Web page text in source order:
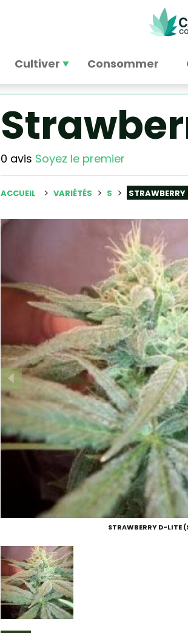
Cultiver Consommer
0 avis Soyez le premier
ACCUEIL VARIÉTÉS S
STRAWBERRY D-LITE